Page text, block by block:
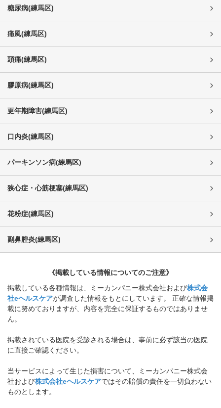
糖尿病(練馬区)
痛風(練馬区)
頭痛(練馬区)
膠原病(練馬区)
更年期障害(練馬区)
口内炎(練馬区)
パーキンソン病(練馬区)
狭心症・心筋梗塞(練馬区)
花粉症(練馬区)
副鼻腔炎(練馬区)
《掲載している情報についてのご注意》
掲載している各種情報は、ミーカンパニー株式会社および株式会
社eヘルスケアが調査した情報をもとにしています。 正確な情報掲
載に努めておりますが、内容を完全に保証するものではありませ
ん。
掲載されている医院を受診される場合は、事前に必ず該当の医院
に直接ご確認ください。
当サービスによって生じた損害について、ミーカンパニー株式会
社および株式会社eヘルスケアではその賠償の責任を一切負わない
ものとします。